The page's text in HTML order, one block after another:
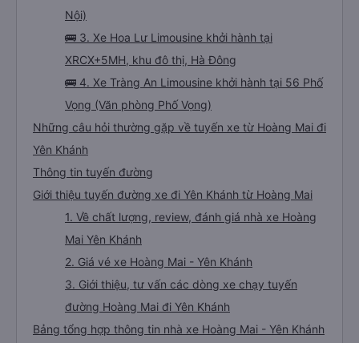
Nội)
🚌 3. Xe Hoa Lư Limousine khởi hành tại
XRCX+5MH, khu đô thị, Hà Đông
🚌 4. Xe Tràng An Limousine khởi hành tại 56 Phố
Vọng (Văn phòng Phố Vọng)
Những câu hỏi thường gặp về tuyến xe từ Hoàng Mai đi
Yên Khánh
Thông tin tuyến đường
Giới thiệu tuyến đường xe đi Yên Khánh từ Hoàng Mai
1. Về chất lượng, review, đánh giá nhà xe Hoàng
Mai Yên Khánh
2. Giá vé xe Hoàng Mai - Yên Khánh
3. Giới thiệu, tư vấn các dòng xe chạy tuyến
đường Hoàng Mai đi Yên Khánh
Bảng tổng hợp thông tin nhà xe Hoàng Mai - Yên Khánh